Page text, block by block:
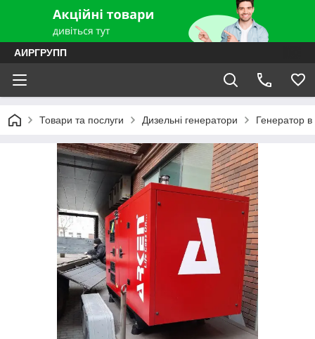
АИРГРУПП
Товари та послуги Дизельні генератори Генератор